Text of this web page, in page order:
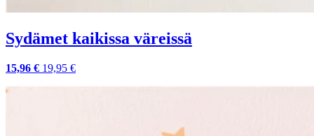
Sydämet kaikissa väreissä
15,96 € 19,95 €